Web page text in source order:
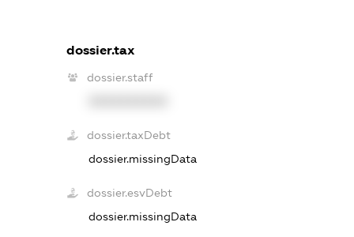
dossier.tax
dossier.staff
dossier.taxDebt
dossier.missingData
dossier.esvDebt
dossier.missingData